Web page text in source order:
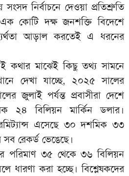
নির্বাচনে দেওয়া প্রতিশ্রুতি
কোটি দক্ষ জনশক্তি বিদেশে
আড়াল করতেই এ ধরনের
কথার মাঝেই কিছু তথ্য সামনে
দেখা যাচ্ছে, ২০২৫ সালের
জুলাই পর্যন্ত প্রবাসীরা দেশে
২৪ বিলিয়ন মার্কিন ডলার।
এসেছে ৩০ দশমিক ৩৩
সব রেকর্ড ভেঙেছে।
পরিমাণ ৩৫ থেকে ৩৬ বিলিয়ন
ধারণা করা হচ্ছে। বিশ্লেষকদের